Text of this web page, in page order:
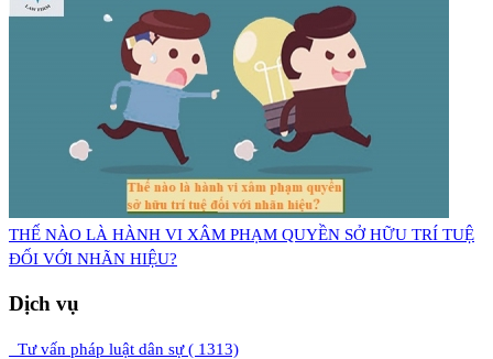
THẾ NÀO LÀ HÀNH VI XÂM PHẠM QUYỀN SỞ HỮU TRÍ TUỆ
ĐỐI VỚI NHÃN HIỆU?
Dịch vụ
Tư vấn pháp luật dân sự ( 1313)